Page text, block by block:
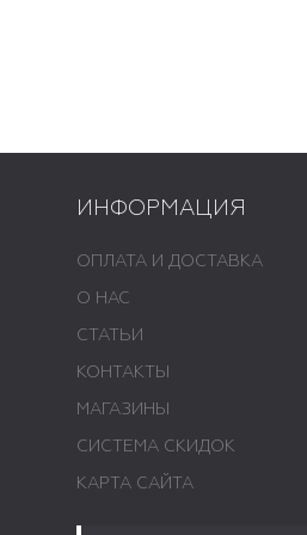
ИНФОРМАЦИЯ
ОПЛАТА И ДОСТАВКА
О НАС
СТАТЬИ
КОНТАКТЫ
МАГАЗИНЫ
СИСТЕМА СКИДОК
КАРТА САЙТА